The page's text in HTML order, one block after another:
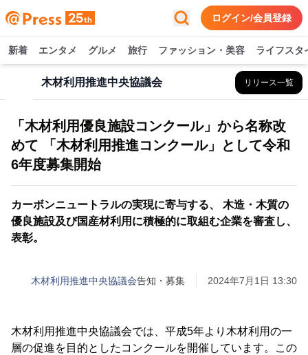
ログイン/会員登録
新着 エンタメ グルメ 旅行 ファッション・美容 ライフスタ
木材利用推進中央協議会 リリース一覧
「木材利用優良施設コンクール」から名称改
めて 「木材利用推進コンクール」として令和
6年度募集開始
カーボンニュートラルの実現に寄与する、 木造・木質の
優良施設及び国産材利用に積極的に取組む企業を審査し、
表彰。
木材利用推進中央協議会告知・募集 2024年7月1日 13:30
木材利用推進中央協議会では、平成5年より木材利用の一
層の促進を目的としたコンクールを開催しています。この